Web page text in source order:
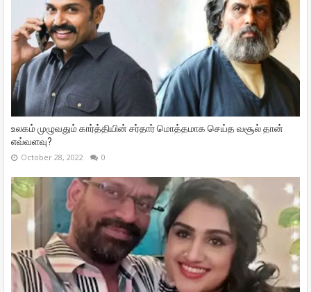
உலகம் முழுவதும் கார்த்தியின் சர்தார் மொத்தமாக செய்த வசூல் தான்
எவ்வளவு?
October 28, 2022 0